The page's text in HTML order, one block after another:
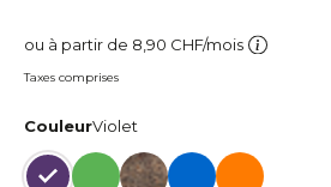
ou à partir de 8,90 CHF/mois
Taxes comprises
CouleurViolet
Violet Imprimé animal Orange